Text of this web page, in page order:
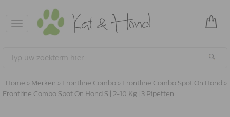
Toggle
navigation
Home » Merken » Frontline Combo » Frontline Combo Spot On Hond »
Frontline Combo Spot On Hond S | 2-10 Kg | 3 Pipetten